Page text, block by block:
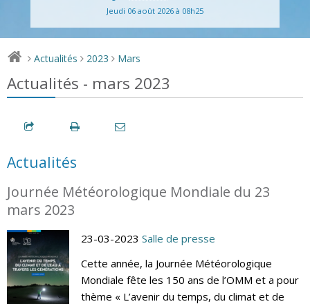
Jeudi 06 août 2026 à 08h25
> Actualités > 2023 > Mars
Actualités - mars 2023
Actualités
Journée Météorologique Mondiale du 23
mars 2023
23-03-2023 Salle de presse
Cette année, la Journée Météorologique
Mondiale fête les 150 ans de l’OMM et a pour
thème « L’avenir du temps, du climat et de